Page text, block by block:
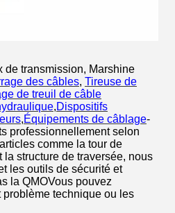
de transmission, Marshine
des câbles, Tireuse de
de treuil de câble
,Dispositifs
,Équipements de câblage-
professionnellement selon
comme la tour de
la structure de traversée, nous
les outils de sécurité et
la QMOVous pouvez
problème technique ou les